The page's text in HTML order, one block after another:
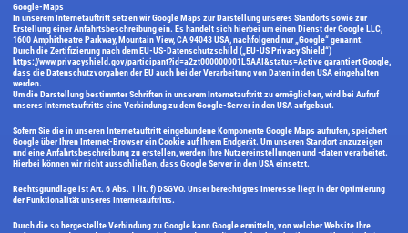
Google-Maps
In unserem Internetauftritt setzen wir Google Maps zur Darstellung unseres Standorts sowie zur
Erstellung einer Anfahrtsbeschreibung ein. Es handelt sich hierbei um einen Dienst der Google LLC,
1600 Amphitheatre Parkway, Mountain View, CA 94043 USA, nachfolgend nur „Google“ genannt.
Durch die Zertifizierung nach dem EU-US-Datenschutzschild („EU-US Privacy Shield“)
https://www.privacyshield.gov/participant?id=a2zt000000001L5AAI&status=Active garantiert Google,
dass die Datenschutzvorgaben der EU auch bei der Verarbeitung von Daten in den USA eingehalten
werden.
Um die Darstellung bestimmter Schriften in unserem Internetauftritt zu ermöglichen, wird bei Aufruf
unseres Internetauftritts eine Verbindung zu dem Google-Server in den USA aufgebaut.
Sofern Sie die in unseren Internetauftritt eingebundene Komponente Google Maps aufrufen, speichert
Google über Ihren Internet-Browser ein Cookie auf Ihrem Endgerät. Um unseren Standort anzuzeigen
und eine Anfahrtsbeschreibung zu erstellen, werden Ihre Nutzereinstellungen und -daten verarbeitet.
Hierbei können wir nicht ausschließen, dass Google Server in den USA einsetzt.
Rechtsgrundlage ist Art. 6 Abs. 1 lit. f) DSGVO. Unser berechtigtes Interesse liegt in der Optimierung
der Funktionalität unseres Internetauftritts.
Durch die so hergestellte Verbindung zu Google kann Google ermitteln, von welcher Website Ihre